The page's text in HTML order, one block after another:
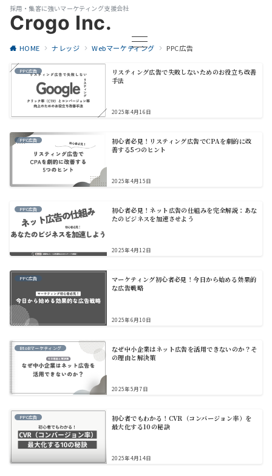
採用・集客に強いマーケティング支援会社
Crogo Inc.
HOME ナレッジ Webマーケティング PPC広告
PPC広告
リスティング広告で失敗しないためのお役立ち改善
手法
2025年4月16日
PPC広告
初心者必見！リスティング広告でCPAを劇的に改
善する5つのヒント
2025年4月15日
PPC広告
初心者必見！ネット広告の仕組みを完全解説：あな
たのビジネスを加速させよう
2025年4月12日
PPC広告
マーケティング初心者必見！今日から始める効果的
な広告戦略
2025年6月10日
BtoBマーケティング
なぜ中小企業はネット広告を活用できないのか？そ
の理由と解決策
2025年5月7日
PPC広告
初心者でもわかる！CVR（コンバージョン率）を
最大化する10の秘訣
2025年4月14日